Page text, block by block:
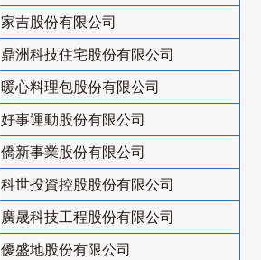
家吉股份有限公司
鼎洲科技住宅股份有限公司
暖心料理包股份有限公司
好事運動股份有限公司
僑新事業股份有限公司
科世投資控股股份有限公司
廣晟科技工程股份有限公司
優盛地股份有限公司